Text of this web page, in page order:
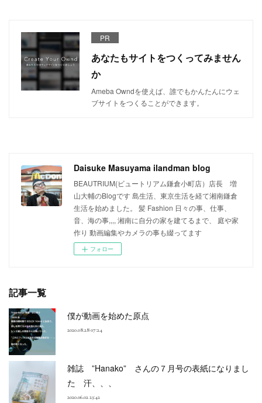
PR
あなたもサイトをつくってみません
か
Ameba Owndを使えば、誰でもかんたんにウェ
ブサイトをつくることができます。
Daisuke Masuyama ilandman blog
BEAUTRIUM(ビュートリアム鎌倉小町店）店長 増
山大輔のBlogです 島生活、東京生活を経て湘南鎌倉
生活を始めました。 髪 Fashion 日々の事、仕事、
音、海の事,,,, 湘南に自分の家を建てるまで、 庭や家
作り 動画編集やカメラの事も綴ってます
フォロー
記事一覧
僕が動画を始めた原点
2020.08.28 07:24
雑誌 ”Hanako” さんの７月号の表紙になりまし
た 汗、、、
2020.06.02 23:42